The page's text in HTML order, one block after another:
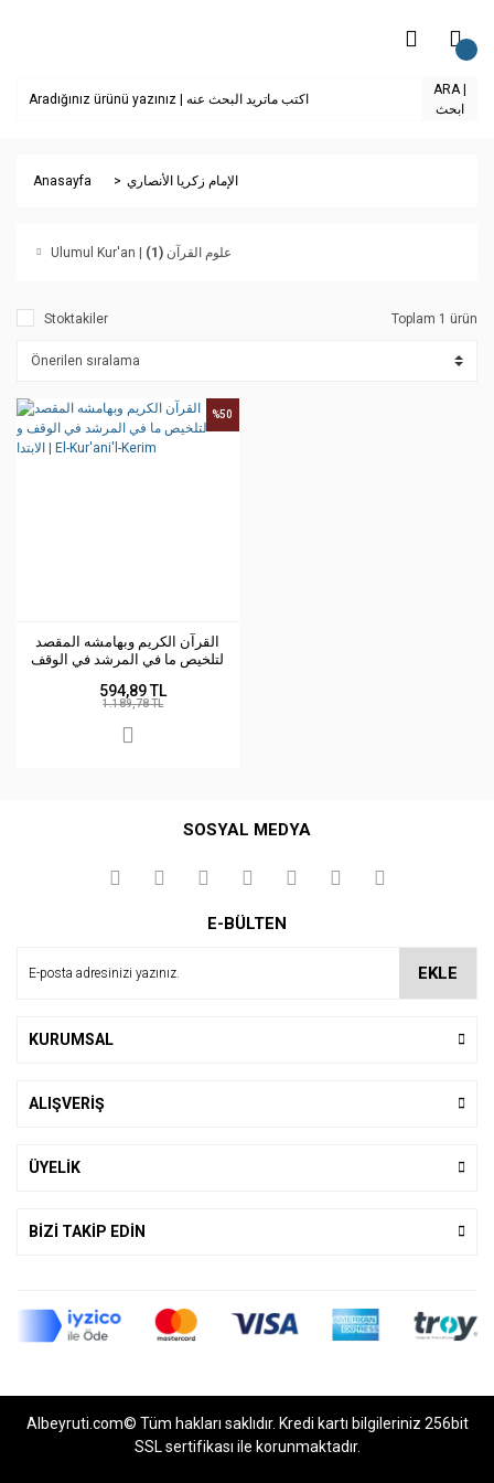
ARA |
ابحث
Anasayfa الإمام زكريا الأنصاري
Ulumul Kur'an | علوم القرآن(1)
Stoktakiler Toplam 1 ürün
القرآن الكريم وبهامشه المقصد
لتلخيص ما في المرشد في الوقف
%50
594,89 TL
1.189,78 TL
SOSYAL MEDYA
E-BÜLTEN
EKLE
KURUMSAL
ALIŞVERİŞ
ÜYELİK
BİZİ TAKİP EDİN
Albeyruti.com© Tüm hakları saklıdır. Kredi kartı bilgileriniz 256bit
SSL sertifikası ile korunmaktadır.